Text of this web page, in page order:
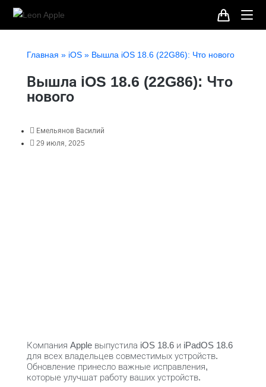
Главная » iOS » Вышла iOS 18.6 (22G86): Что нового
Вышла iOS 18.6 (22G86): Что
нового
Емельянов Василий
29 июля, 2025
Компания Apple выпустила iOS 18.6 и iPadOS 18.6
для всех владельцев совместимых устройств.
Обновление принесло важные исправления,
которые улучшат работу ваших устройств.